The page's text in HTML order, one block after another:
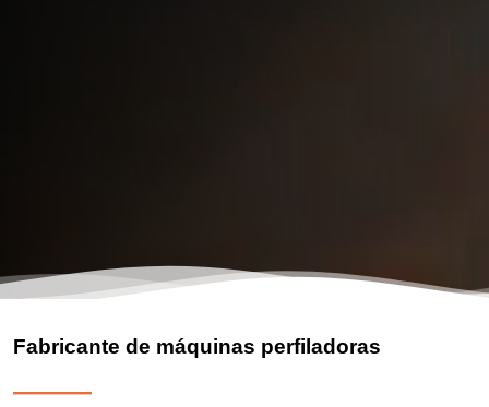
Fabricante de máquinas perfiladoras
———